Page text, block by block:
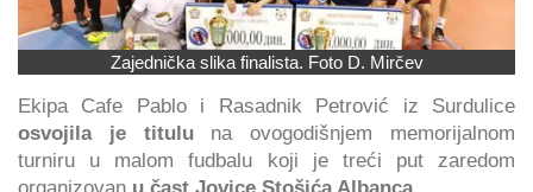
Zajednička slika finalista. Foto D. Mirčev
Ekipa Cafe Pablo i Rasadnik Petrović iz Surdulice
osvojila je titulu na ovogodišnjem memorijalnom
turniru u malom fudbalu koji je treći put zaredom
organizovan u čast Jovice Stošića Albanca